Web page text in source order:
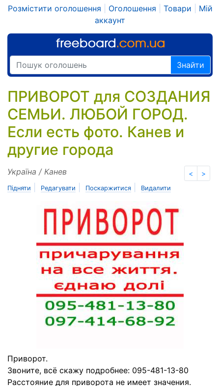
Розмістити оголошення Оголошення Товари
Мій
аккаунт
Знайти
ПРИВОРОТ для СОЗДАНИЯ
СЕМЬИ. ЛЮБОЙ ГОРОД.
Если есть фото. Канев и
другие города
< >
Україна / Канев
Підняти Редагувати Поскаржитися Видалити
Приворот.
Звоните, всё скажу подробнее: 095-481-13-80
Расстояние для приворота не имеет значения.